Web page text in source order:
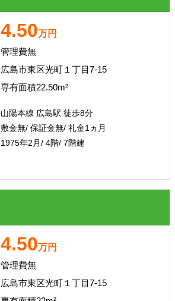
4.50万円
管理費無
広島市東区光町１丁目7-15
専有面積22.50m²
山陽本線 広島駅 徒歩8分
敷金無/ 保証金無/ 礼金1ヵ月
1975年2月/ 4階/ 7階建
4.50万円
管理費無
広島市東区光町１丁目7-15